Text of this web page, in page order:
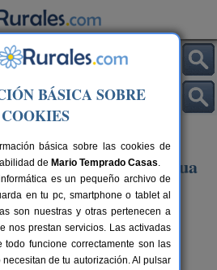
de Albelda de Iregua
BÁSICA SOBRE
COOKIES
básica sobre las cookies de
de Mario Temprado Casas.
es un pequeño archivo de
en tu pc, smartphone o tablet al
son nuestras y otras pertenecen a
nos prestan servicios. Las activadas
todo funcione correctamente son las
de tu autorización. Al pulsar